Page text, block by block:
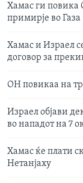
Хамас ги повика
примирје во Газа
Хамас и Израел
договор за
ОН повикаа на
Израел објави
во нападот на 7
Хамас ќе плати
Нетанјаху